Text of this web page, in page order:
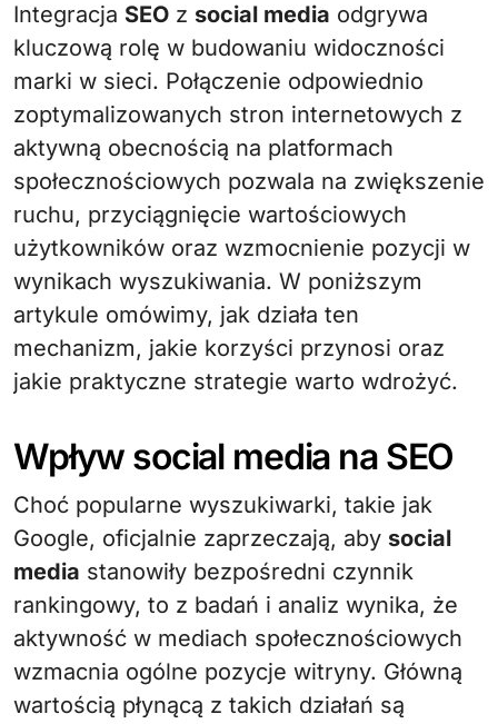
Integracja SEO z social media odgrywa
kluczową rolę w budowaniu widoczności
marki w sieci. Połączenie odpowiednio
zoptymalizowanych stron internetowych z
aktywną obecnością na platformach
społecznościowych pozwala na zwiększenie
ruchu, przyciągnięcie wartościowych
użytkowników oraz wzmocnienie pozycji w
wynikach wyszukiwania. W poniższym
artykule omówimy, jak działa ten
mechanizm, jakie korzyści przynosi oraz
jakie praktyczne strategie warto wdrożyć.
Wpływ social media na SEO
Choć popularne wyszukiwarki, takie jak
Google, oficjalnie zaprzeczają, aby social
media stanowiły bezpośredni czynnik
rankingowy, to z badań i analiz wynika, że
aktywność w mediach społecznościowych
wzmacnia ogólne pozycje witryny. Główną
wartością płynącą z takich działań są